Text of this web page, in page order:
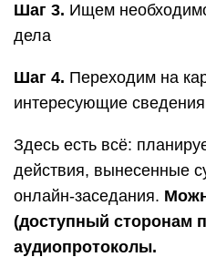
Шаг 3. Ищем
дела
Шаг 4. Переходим на
интересующие сведения
Здесь есть всё:
действия, вынесенные
онлайн-заседания.
(доступный сторонам
аудиопротоколы.